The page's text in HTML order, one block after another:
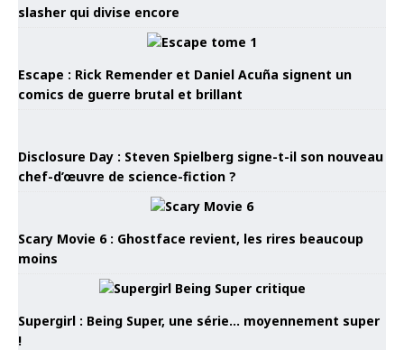
slasher qui divise encore
Escape : Rick Remender et Daniel Acuña signent un
comics de guerre brutal et brillant
Disclosure Day : Steven Spielberg signe-t-il son nouveau
chef-d’œuvre de science-fiction ?
Scary Movie 6 : Ghostface revient, les rires beaucoup
moins
Supergirl : Being Super, une série… moyennement super
!